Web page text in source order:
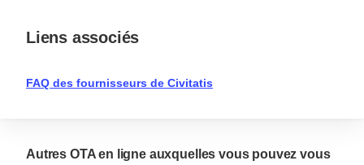
Liens associés
FAQ des fournisseurs de Civitatis
Autres OTA en ligne auxquelles vous pouvez vous